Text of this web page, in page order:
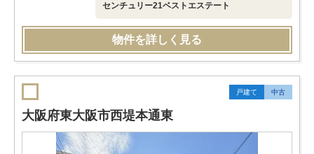
センチュリー21ベストエステート
物件を詳しく見る
戸建て 中古
大阪府東大阪市西堤本通東